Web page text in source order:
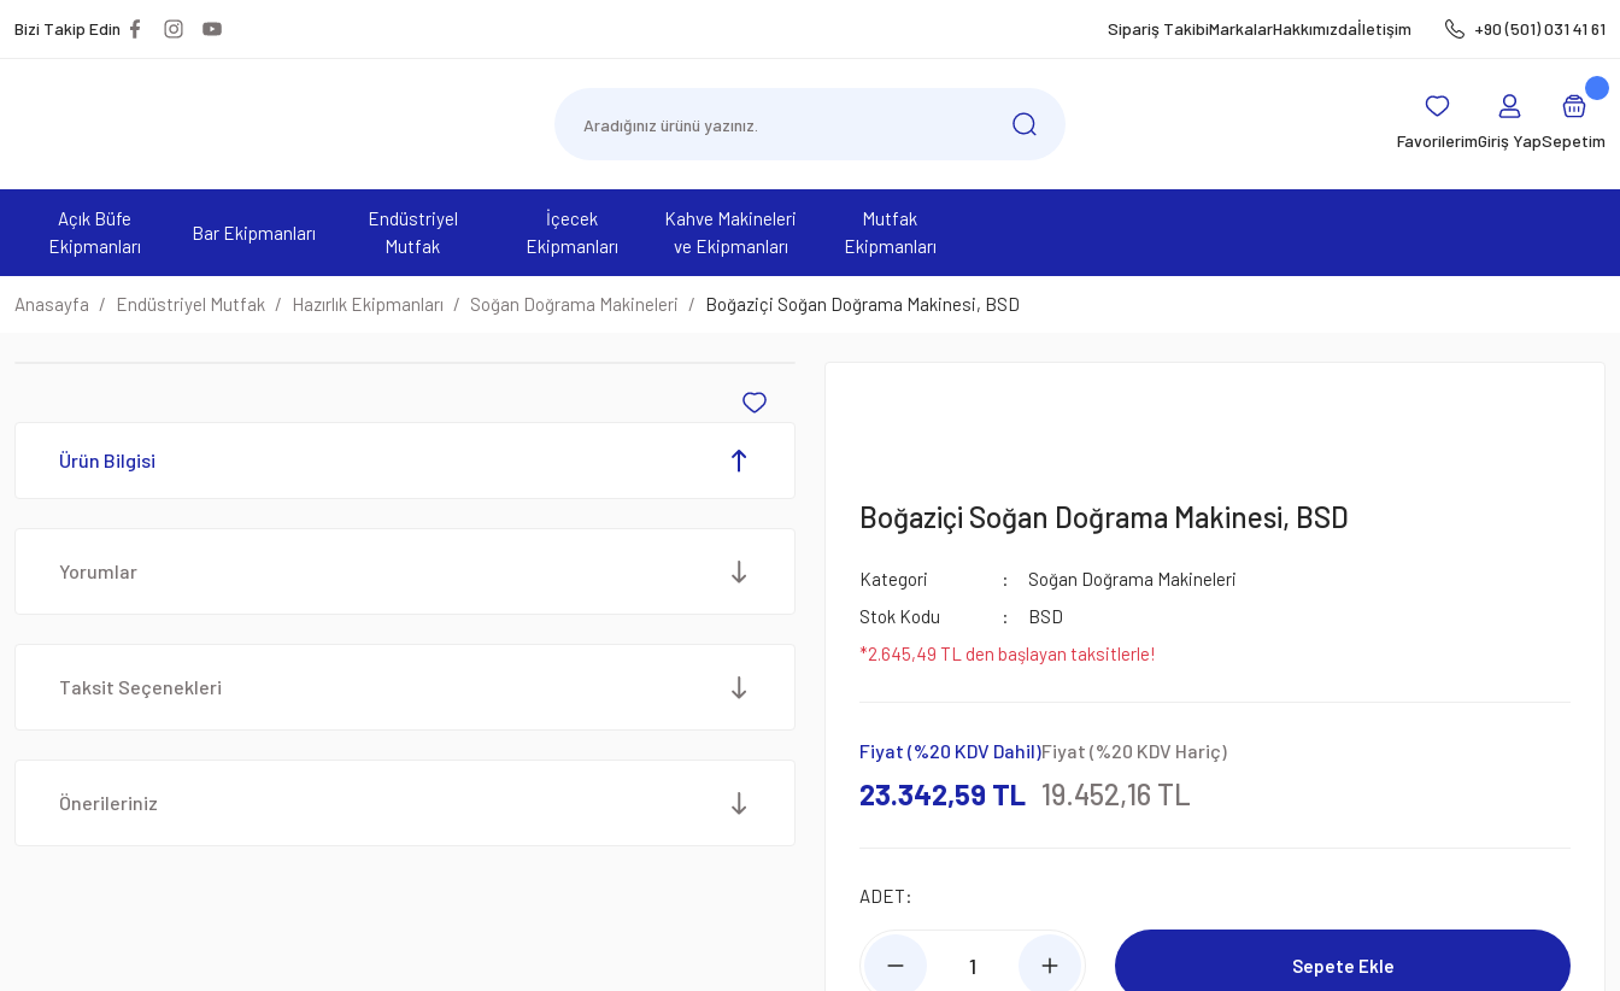
Bizi Takip Edin Sipariş TakibiMarkalarHakkımızdaİletişim +90 (501) 031 41 61
FavorilerimGiriş YapSepetim
Açık Büfe
Ekipmanları
Bar Ekipmanları
Endüstriyel
Mutfak
İçecek
Ekipmanları
Kahve Makineleri
ve Ekipmanları
Mutfak
Ekipmanları
Anasayfa Endüstriyel Mutfak Hazırlık Ekipmanları Soğan Doğrama Makineleri Boğaziçi Soğan Doğrama Makinesi, BSD
Ürün Bilgisi
Yorumlar
Taksit Seçenekleri
Önerileriniz
Boğaziçi Soğan Doğrama Makinesi, BSD
Kategori
Soğan Doğrama Makineleri
Stok Kodu
BSD
*2.645,49 TL den başlayan taksitlerle!
Fiyat (%20 KDV Dahil)
23.342,59 TL
Fiyat (%20 KDV Hariç)
19.452,16 TL
ADET:
Sepete Ekle